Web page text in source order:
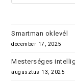
Smartman oklevél
december 17, 2025
Mesterséges
augusztus 13, 2025